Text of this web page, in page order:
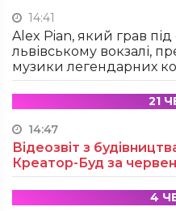
14:41
Alex Pian, який грав
львівському вокзалі,
музики легендарних
21
14:47
Відеозвіт з
Креатор-Буд за
4